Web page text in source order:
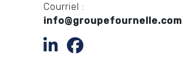
Courriel :
info@groupefournelle.com